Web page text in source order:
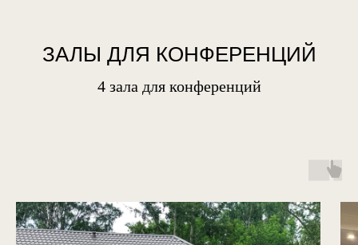
ЗАЛЫ ДЛЯ КОНФЕРЕНЦИЙ
4 зала для конференций